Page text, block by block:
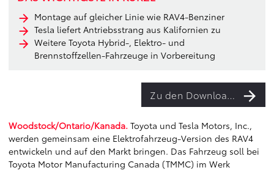
Montage auf gleicher Linie wie RAV4-Benziner
Tesla liefert Antriebsstrang aus Kalifornien zu
Weitere Toyota Hybrid-, Elektro- und
Brennstoffzellen-Fahrzeuge in Vorbereitung
Zu den Downloads
Woodstock/Ontario/Kanada. Toyota und Tesla Motors, Inc.,
werden gemeinsam eine Elektrofahrzeug-Version des RAV4
entwickeln und auf den Markt bringen. Das Fahrzeug soll bei
Toyota Motor Manufacturing Canada (TMMC) im Werk